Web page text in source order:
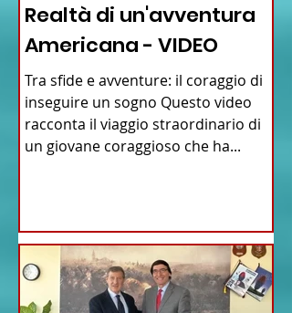
Realtà di un'avventura
Americana - VIDEO
Tra sfide e avventure: il coraggio di
inseguire un sogno Questo video
racconta il viaggio straordinario di
un giovane coraggioso che ha...